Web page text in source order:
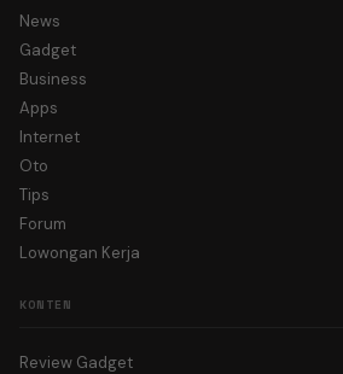
News
Gadget
Business
Apps
Internet
Oto
Tips
Forum
Lowongan Kerja
KONTEN
Review Gadget